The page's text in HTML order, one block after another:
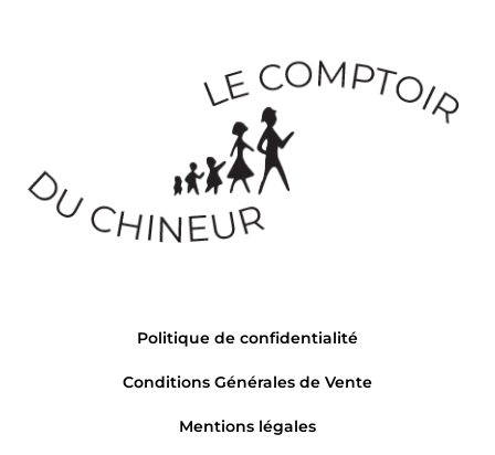
Politique de confidentialité
Conditions Générales de Vente
Mentions légales